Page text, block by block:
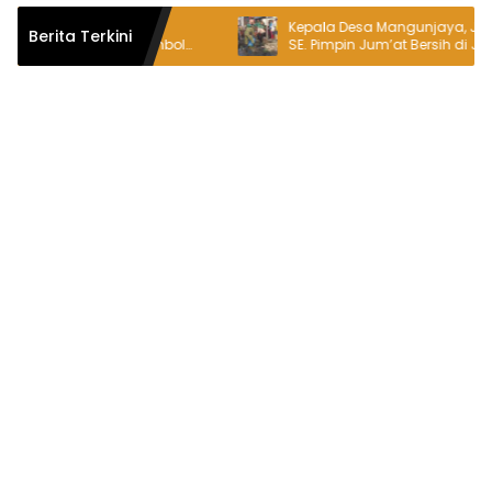
Berita Terkini
Logo Hari Jadi
ke-76 Jadi Simbol
Hari Jadi
Kepala Desa Mangunjaya, Jayadi
SE. Pimpin Jum’at Bersih di Jalan Raya
Tambun-Tambelang